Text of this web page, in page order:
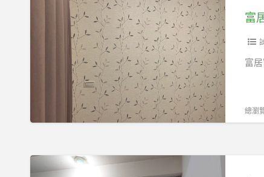
一
送
富
富
總瀏
富